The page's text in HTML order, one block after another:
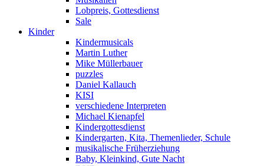
Lobpreis, Gottesdienst
Sale
Kinder
Kindermusicals
Martin Luther
Mike Müllerbauer
puzzles
Daniel Kallauch
KISI
verschiedene Interpreten
Michael Kienapfel
Kindergottesdienst
Kindergarten, Kita, Themenlieder, Schule
musikalische Früherziehung
Baby, Kleinkind, Gute Nacht